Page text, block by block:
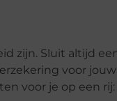
zijn. Sluit altijd
voor jouw
voor je op een rij: